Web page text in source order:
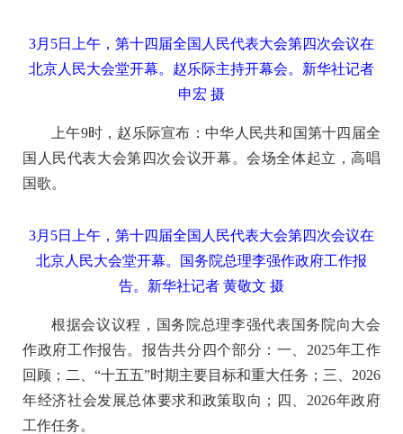
3月5日上午，第十四届全国人民代表大会第四次会议在
北京人民大会堂开幕。赵乐际主持开幕会。新华社记者
申宏 摄
上午9时，赵乐际宣布：中华人民共和国第十四届全
国人民代表大会第四次会议开幕。会场全体起立，高唱
国歌。
3月5日上午，第十四届全国人民代表大会第四次会议在
北京人民大会堂开幕。国务院总理李强作政府工作报
告。新华社记者 黄敬文 摄
根据会议议程，国务院总理李强代表国务院向大会
作政府工作报告。报告共分四个部分：一、2025年工作
回顾；二、“十五五”时期主要目标和重大任务；三、2026
年经济社会发展总体要求和政策取向；四、2026年政府
工作任务。